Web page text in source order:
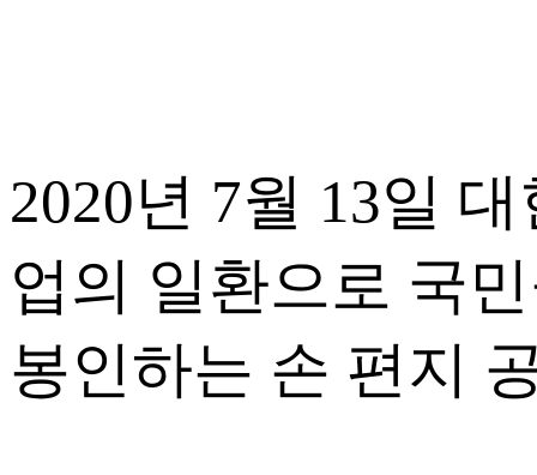
2020년 7월 13일
업의 일환으로 국
봉인하는 손 편지